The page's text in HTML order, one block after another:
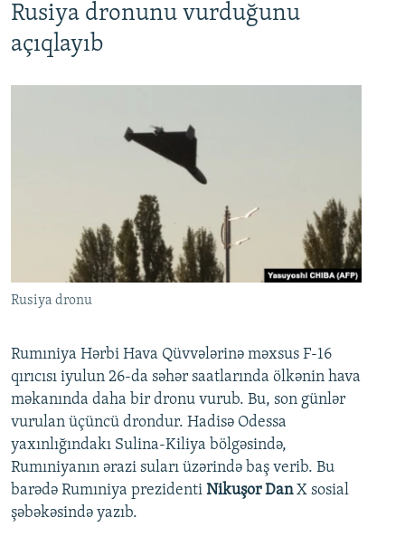
Rusiya dronunu vurduğunu
açıqlayıb
Rusiya dronu
Rumıniya Hərbi Hava Qüvvələrinə məxsus F-16
qırıcısı iyulun 26-da səhər saatlarında ölkənin hava
məkanında daha bir dronu vurub. Bu, son günlər
vurulan üçüncü drondur. Hadisə Odessa
yaxınlığındakı Sulina-Kiliya bölgəsində,
Rumıniyanın ərazi suları üzərində baş verib. Bu
barədə Rumıniya prezidenti Nikuşor DanX sosial
şəbəkəsində yazıb.